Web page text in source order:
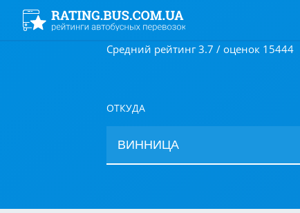
Средний рейтинг 3.7 / оценок 15444
ОТКУДА